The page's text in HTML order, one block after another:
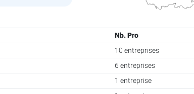
Nb. Pro
10 entreprises
6 entreprises
1 entreprise